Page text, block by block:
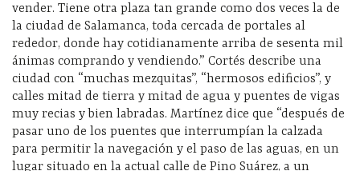
vender. Tiene otra plaza tan grande como dos veces la de
la ciudad de Salamanca, toda cercada de portales al
rededor, donde hay cotidianamente arriba de sesenta mil
ánimas comprando y vendiendo.” Cortés describe una
ciudad con “muchas mezquitas”, “hermosos edificios”, y
calles mitad de tierra y mitad de agua y puentes de vigas
muy recias y bien labradas. Martínez dice que “después de
pasar uno de los puentes que interrumpían la calzada
para permitir la navegación y el paso de las aguas, en un
lugar situado en la actual calle de Pino Suárez, a un